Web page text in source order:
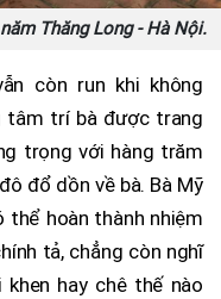
Thăng Long - Hà Nội.
còn run khi không
tâm trí bà được trang
trọng với hàng trăm
đổ dồn về bà. Bà Mỹ
thể hoàn thành nhiệm
tả, chẳng còn nghĩ
hay chê thế nào